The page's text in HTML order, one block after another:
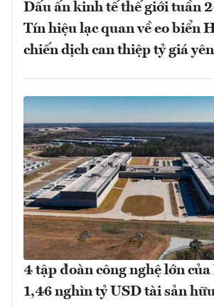
Dấu ấn kinh tế thế giới tuần
Tín hiệu lạc quan về eo biển
chiến dịch can thiệp tỷ giá yên
4 tập đoàn công nghệ lớn
1,46 nghìn tỷ USD tài sản